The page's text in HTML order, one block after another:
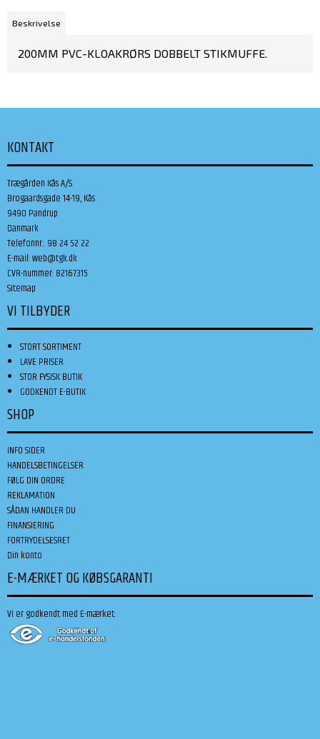
Beskrivelse
200MM PVC-KLOAKRØRS DOBBELT STIKMUFFE.
KONTAKT
Trægården Kås A/S
Brogaardsgade 14-19, Kås
9490 Pandrup
Danmark
Telefonnr.: 98 24 52 22
E-mail:web@tgk.dk
CVR-nummer: 82167315
Sitemap
VI TILBYDER
STORT SORTIMENT
LAVE PRISER
STOR FYSISK BUTIK
GODKENDT E-BUTIK
SHOP
INFO SIDER
HANDELSBETINGELSER
FØLG DIN ORDRE
REKLAMATION
SÅDAN HANDLER DU
FINANSIERING
FORTRYDELSESRET
Din konto
E-MÆRKET OG KØBSGARANTI
Vi er godkendt med E-mærket: